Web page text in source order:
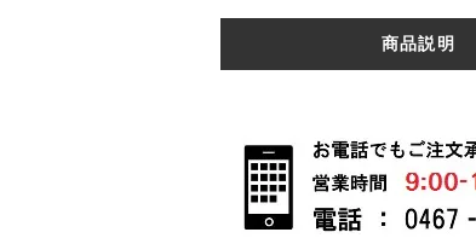
商品説明